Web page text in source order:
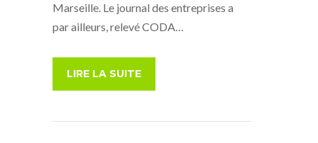
Marseille. Le journal des entreprises a
par ailleurs, relevé CODA…
LIRE LA SUITE